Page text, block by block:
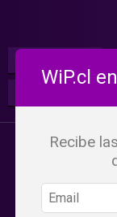
WiP.cl
Recibe